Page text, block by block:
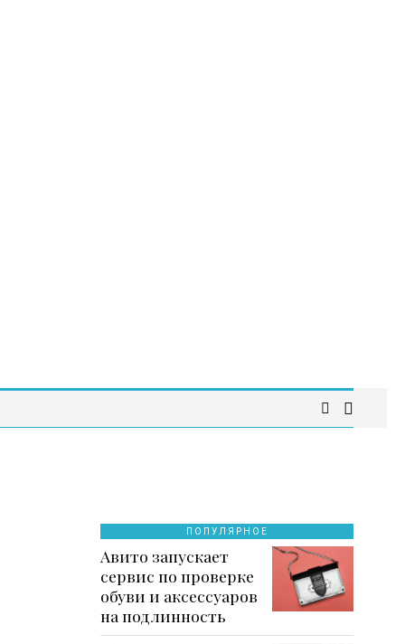
ПОПУЛЯРНОЕ
Авито запускает
сервис по проверке
обуви и аксессуаров
на подлинность